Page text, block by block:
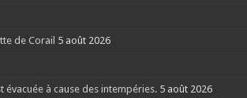
de Corail 5 août 2026
à cause des intempéries. 5 août 2026